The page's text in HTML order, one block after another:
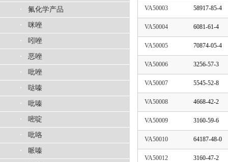
氟化学产品
咪唑
吲唑
恶唑
吡唑
哒嗪
吡嗪
嘧啶
吡咯
哌嗪
VA50003 58917-85-4
VA50004 6081-61-4
VA50005 70874-05-4
VA50006 3256-57-3
VA50007 5545-52-8
VA50008 4668-42-2
VA50009 3160-59-6
VA50010 64187-48-0
VA50012 3160-47-2